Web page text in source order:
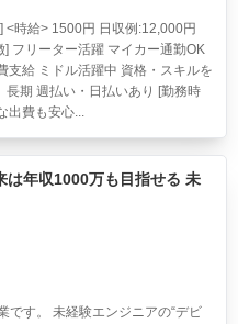
<時給> 1500円 日収例:12,000円
フリーター活躍 マイカー通勤OK
支給 ミドル活躍中 資格・スキルを
期 週払い・日払いあり [勤務時
出費も安心...
は年収1000万も目指せる 未
です。 未経験エンジニアの“デビ